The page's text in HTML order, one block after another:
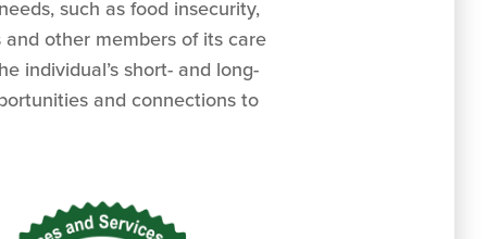
such as food insecurity,
and other members of its care
individual’s short- and long-
and connections to